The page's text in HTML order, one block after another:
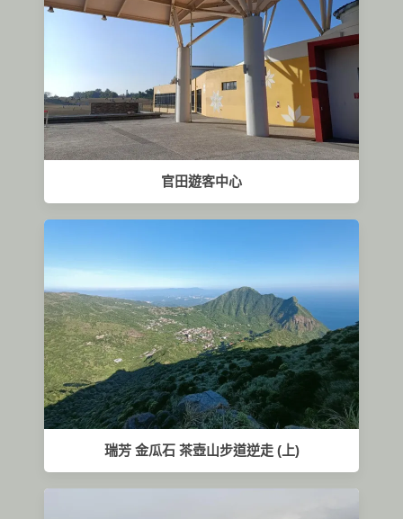
官田遊客中心
瑞芳 金瓜石 茶壺山步道逆走 (上)